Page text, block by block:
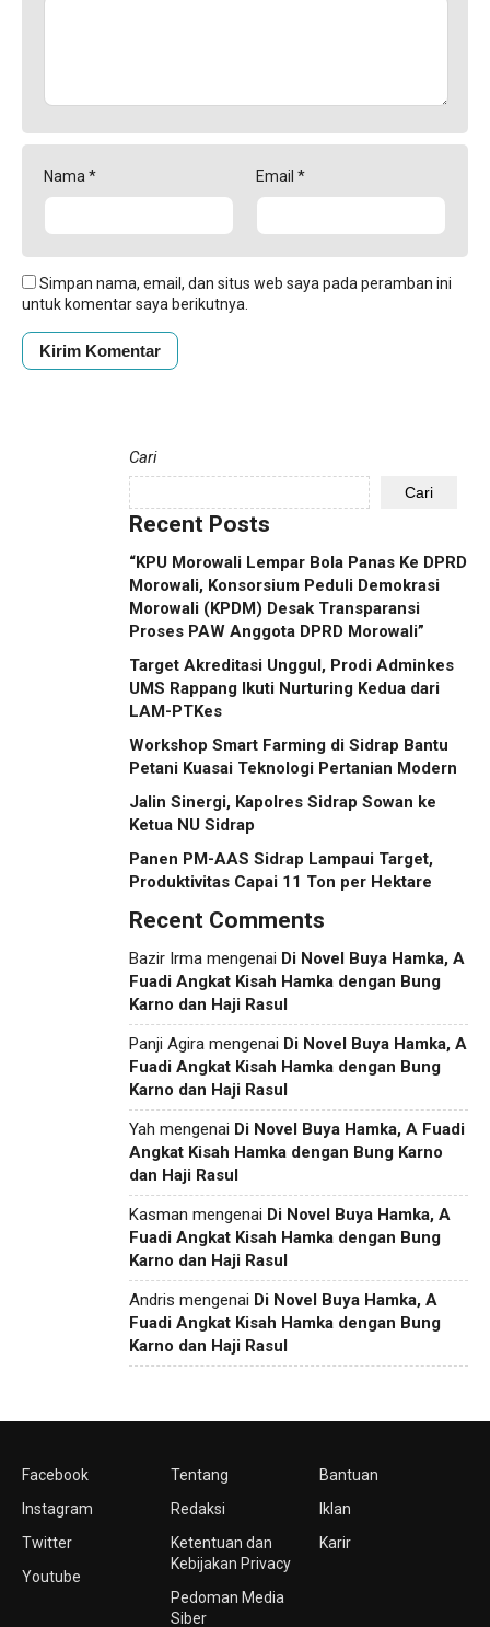
Nama * Email *
Simpan nama, email, dan situs web saya pada peramban ini
untuk komentar saya berikutnya.
Cari
Cari
Recent Posts
“KPU Morowali Lempar Bola Panas Ke DPRD
Morowali, Konsorsium Peduli Demokrasi
Morowali (KPDM) Desak Transparansi
Proses PAW Anggota DPRD Morowali”
Target Akreditasi Unggul, Prodi Adminkes
UMS Rappang Ikuti Nurturing Kedua dari
LAM-PTKes
Workshop Smart Farming di Sidrap Bantu
Petani Kuasai Teknologi Pertanian Modern
Jalin Sinergi, Kapolres Sidrap Sowan ke
Ketua NU Sidrap
Panen PM-AAS Sidrap Lampaui Target,
Produktivitas Capai 11 Ton per Hektare
Recent Comments
Bazir Irma mengenai Di Novel Buya Hamka, A
Fuadi Angkat Kisah Hamka dengan Bung
Karno dan Haji Rasul
Panji Agira mengenai Di Novel Buya Hamka, A
Fuadi Angkat Kisah Hamka dengan Bung
Karno dan Haji Rasul
Yah mengenai Di Novel Buya Hamka, A Fuadi
Angkat Kisah Hamka dengan Bung Karno
dan Haji Rasul
Kasman mengenai Di Novel Buya Hamka, A
Fuadi Angkat Kisah Hamka dengan Bung
Karno dan Haji Rasul
Andris mengenai Di Novel Buya Hamka, A
Fuadi Angkat Kisah Hamka dengan Bung
Karno dan Haji Rasul
Facebook
Instagram
Twitter
Youtube
Tentang
Redaksi
Ketentuan dan
Kebijakan Privacy
Pedoman Media
Siber
Bantuan
Iklan
Karir